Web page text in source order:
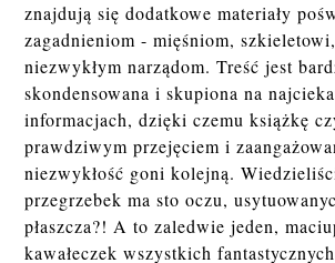
znajdują się dodatkowe materiały
zagadnieniom - mięśniom,
niezwykłym narządom. Treść jest
skondensowana i skupiona na
informacjach, dzięki czemu książkę
prawdziwym przejęciem i
niezwykłość goni kolejną.
przegrzebek ma sto oczu,
płaszcza?! A to zaledwie jeden,
kawałeczek wszystkich